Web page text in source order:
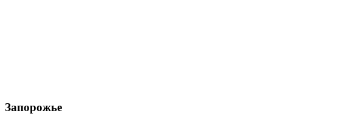
Запорожье